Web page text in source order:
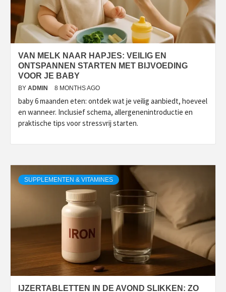
VAN MELK NAAR HAPJES: VEILIG EN
ONTSPANNEN STARTEN MET BIJVOEDING
VOOR JE BABY
BY ADMIN 8 MONTHS AGO
baby 6 maanden eten: ontdek wat je veilig aanbiedt, hoeveel
en wanneer. Inclusief schema, allergenenintroductie en
praktische tips voor stressvrij starten.
SUPPLEMENTEN & VITAMINES
IJZERTABLETTEN IN DE AVOND SLIKKEN: ZO